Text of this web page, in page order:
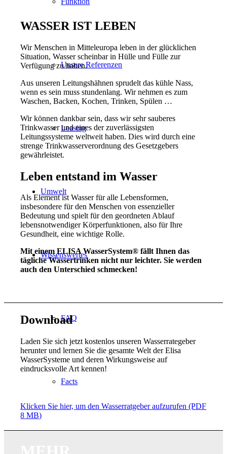
Unsere Referenzen
Leasing
Umwelt
Wissenswertes
FAQ
Facts
WASSER IST LEBEN
Wir Menschen in Mitteleuropa leben in der glücklichen
Situation, Wasser scheinbar in Hülle und Fülle zur
Verfügung zu haben.
Aus unseren Leitungshähnen sprudelt das kühle Nass,
wenn es sein muss stundenlang. Wir nehmen es zum
Waschen, Backen, Kochen, Trinken, Spülen …
Wir können dankbar sein, dass wir sehr sauberes
Trinkwasser und eines der zuverlässigsten
Leitungssysteme weltweit haben. Dies wird durch eine
strenge Trinkwasserverordnung des Gesetzgebers
gewährleistet.
Leben entstand im Wasser
Als Element ist Wasser für alle Lebensformen,
insbesondere für den Menschen von essenzieller
Bedeutung und spielt für den geordneten Ablauf
lebensnotwendiger Körperfunktionen, also für Ihre
Gesundheit, eine wichtige Rolle.
Mit einem ELISA WasserSystem® fällt Ihnen das
tägliche Wassertrinken nicht nur leichter. Sie werden
auch den Unterschied schmecken!
Download
Laden Sie sich jetzt kostenlos unseren Wasserrategeber
herunter und lernen Sie die gesamte Welt der Elisa
WasserSysteme und deren Wirkungsweise auf
eindrucksvolle Art kennen!
Klicken Sie hier, um den Wasserratgeber aufzurufen (PDF
8 MB)